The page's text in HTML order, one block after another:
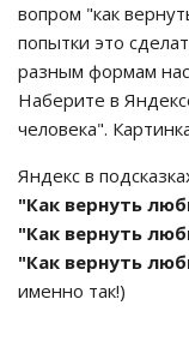
вопром "как
попытки это
разным формам
Наберите в
человека".
Яндекс в
"Как вернуть
"Как вернуть
"Как вернуть
именно так!)